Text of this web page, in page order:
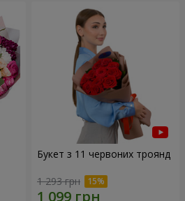
Букет з 11 червоних троянд
1 293 грн